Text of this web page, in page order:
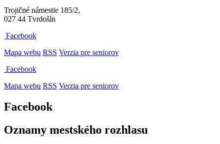
Trojičné námestie 185/2,
027 44 Tvrdošín
Facebook
Mapa webu RSS Verzia pre seniorov
Facebook
Mapa webu RSS Verzia pre seniorov
Facebook
Oznamy mestského rozhlasu